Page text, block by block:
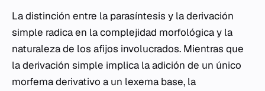
La distinción entre la parasíntesis y la derivación
simple radica en la complejidad morfológica y la
naturaleza de los afijos involucrados. Mientras que
la derivación simple implica la adición de un único
morfema derivativo a un lexema base, la